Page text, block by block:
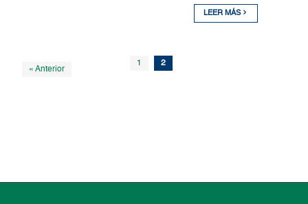
LEER MÁS
« Anterior
1 2